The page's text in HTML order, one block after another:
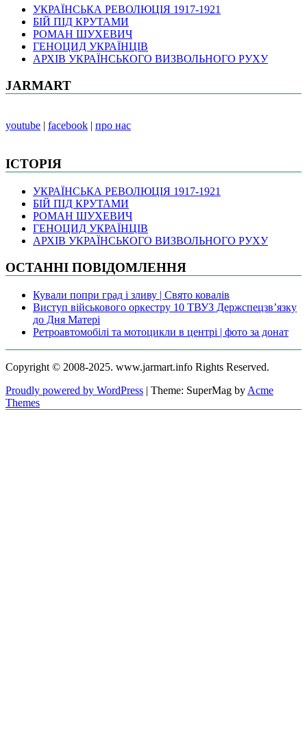
УКРАЇНСЬКА РЕВОЛЮЦІЯ 1917-1921
БІЙ ПІД КРУТАМИ
РОМАН ШУХЕВИЧ
ГЕНОЦИД УКРАЇНЦІВ
АРХІВ УКРАЇНСЬКОГО ВИЗВОЛЬНОГО РУХУ
JARMART
youtube | facebook | про нас
ІСТОРІЯ
УКРАЇНСЬКА РЕВОЛЮЦІЯ 1917-1921
БІЙ ПІД КРУТАМИ
РОМАН ШУХЕВИЧ
ГЕНОЦИД УКРАЇНЦІВ
АРХІВ УКРАЇНСЬКОГО ВИЗВОЛЬНОГО РУХУ
ОСТАННІ ПОВІДОМЛЕННЯ
Кували попри град і зливу | Свято ковалів
Виступ військового оркестру 10 ТВУЗ Держспецзв’язку
до Дня Матері
Ретроавтомобілі та мотоцикли в центрі | фото за донат
Copyright © 2008-2025. www.jarmart.info Rights Reserved.
Proudly powered by WordPress | Theme: SuperMag by Acme
Themes